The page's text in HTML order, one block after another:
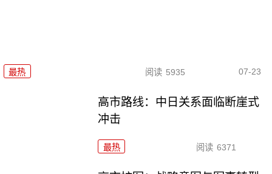
最热 阅读 5935 07-23
高市路线：中日关系面临断崖式
冲击
最热 阅读 6371